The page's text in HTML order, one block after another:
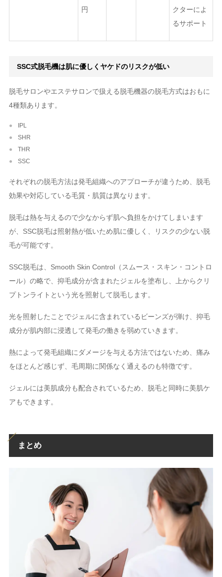
円
クターによ
るサポート
SSC式脱毛機は肌に優しくヤケドのリスクが低い
脱毛サロンやエステサロンで扱える脱毛機器の脱毛方式はおもに
4種類あります。
IPL
SHR
THR
SSC
それぞれの脱毛方法は発毛組織へのアプローチが違うため、脱毛
効果や対応している毛質・肌質は異なります。
脱毛は熱を与えるので少なからず肌へ負担をかけてしまいます
が、SSC脱毛は照射熱が低いため肌に優しく、リスクの少ない脱
毛が可能です。
SSC脱毛は、Smooth Skin Control（スムース・スキン・コントロ
ール）の略で、抑毛成分が含まれたジェルを塗布し、上からクリ
プトンライトという光を照射して脱毛します。
光を照射したことでジェルに含まれているビーンズが弾け、抑毛
成分が肌内部に浸透して発毛の働きを弱めていきます。
熱によって発毛組織にダメージを与える方法ではないため、痛み
をほとんど感じず、毛周期に関係なく通えるのも特徴です。
ジェルには美肌成分も配合されているため、脱毛と同時に美肌ケ
アもできます。
まとめ